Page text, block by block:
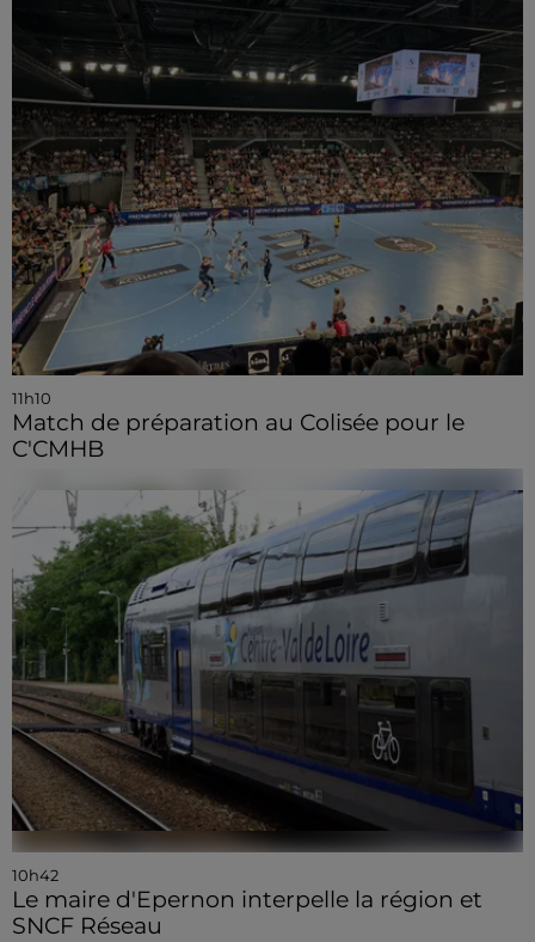
11h10
Match de préparation au Colisée pour le
C'CMHB
10h42
Le maire d'Epernon interpelle la région et
SNCF Réseau